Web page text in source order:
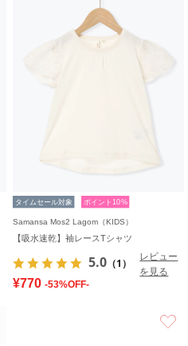
タイムセール対象 ポイント10%
Samansa Mos2 Lagom（KIDS）
【吸水速乾】袖レースTシャツ
5.0 （1）
レビュー
を見る
¥770 -53%OFF-